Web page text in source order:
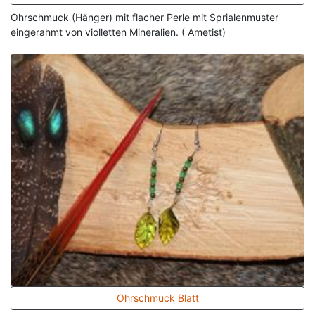
Ohrschmuck (Hänger) mit flacher Perle mit Sprialenmuster
eingerahmt von violletten Mineralien. ( Ametist)
Ohrschmuck Blatt